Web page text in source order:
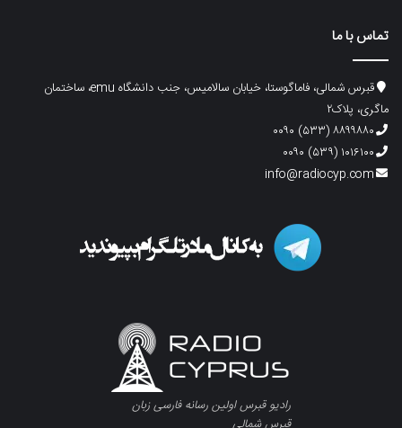
تماس با ما
قبرس شمالی، فاماگوستا، خیابان سالامیس، جنب دانشگاه emu، ساختمان
ماگری، پلاک۲
۸۸۹۹۸۸۰ (۵۳۳) ۰۰۹۰
۱۰۱۶۱۰۰ (۵۳۹) ۰۰۹۰
info@radiocyp.com
رادیو قبرس اولین رسانه فارسی زبان